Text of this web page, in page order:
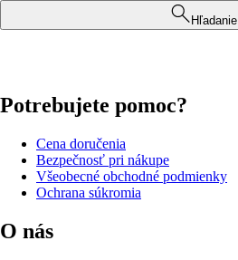
Hľadanie
Potrebujete pomoc?
Cena doručenia
Bezpečnosť pri nákupe
Všeobecné obchodné podmienky
Ochrana súkromia
O nás